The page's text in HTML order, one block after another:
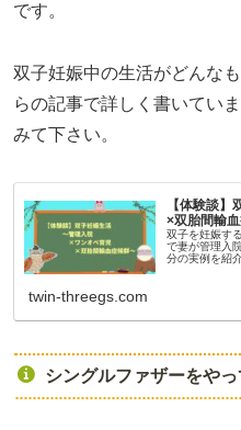
です。
双子妊娠中の生活がどんな
らの記事で詳しく書いてい
みて下さい。
【体験談
×双胎間輸
双子を妊娠す
で妻が管理入
分の実例を紹
twin-threegs.com
シングルファザーをや